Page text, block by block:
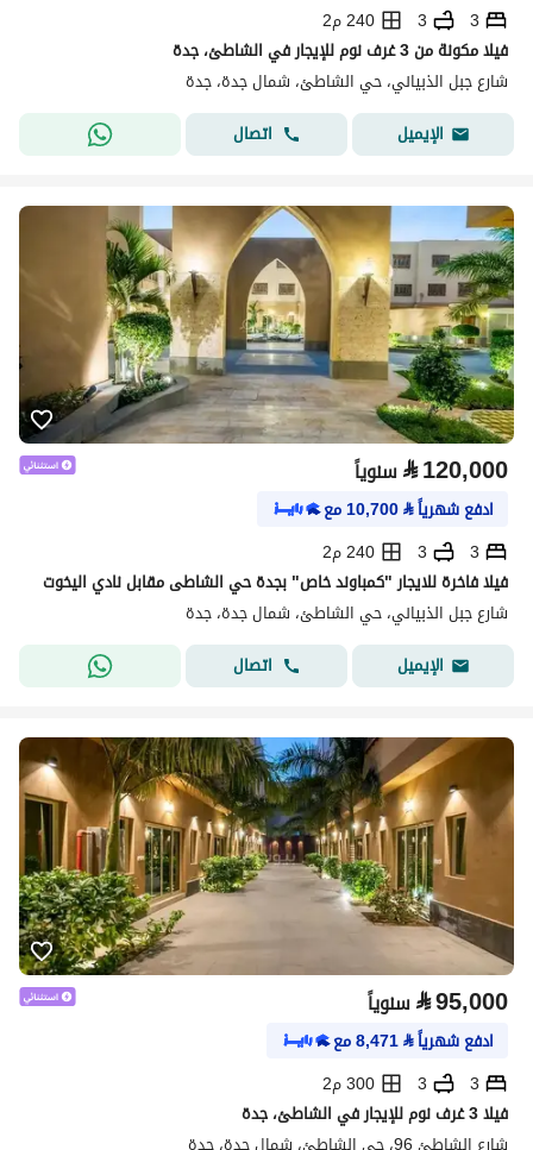
3
3
240 م2
فيلا مكونة من 3 غرف نوم للإيجار في الشاطئ، جدة
شارع جبل الذبياني، حي الشاطئ، شمال جدة، جدة
الإيميل
اتصال
⃁120,000 سنوياً
ادفع شهرياً⃁
10,700مع
3
3
240 م2
فيلا فاخرة للايجار "كمباوند خاص" بجدة حي الشاطى مقابل نادي اليخوت
شارع جبل الذبياني، حي الشاطئ، شمال جدة، جدة
الإيميل
اتصال
⃁95,000 سنوياً
ادفع شهرياً⃁
8,471مع
3
3
300 م2
فيلا 3 غرف نوم للإيجار في الشاطئ، جدة